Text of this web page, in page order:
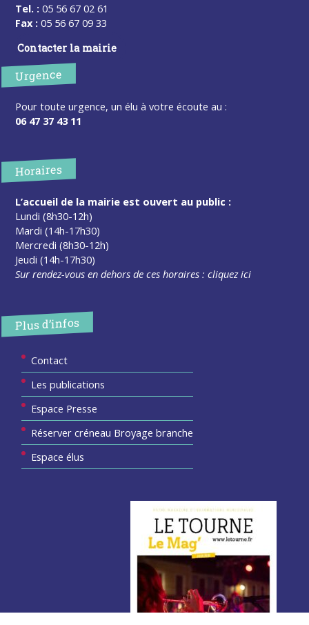
Tel. : 05 56 67 02 61
Fax : 05 56 67 09 33
Contacter la mairie
Urgence
Pour toute urgence, un élu à votre écoute au :
06 47 37 43 11
Horaires
L’accueil de la mairie est ouvert au public :
Lundi (8h30-12h)
Mardi (14h-17h30)
Mercredi (8h30-12h)
Jeudi (14h-17h30)
Sur rendez-vous en dehors de ces horaires :cliquez ici
Plus d’infos
Contact
Les publications
Espace Presse
Réserver créneau Broyage branche
Espace élus